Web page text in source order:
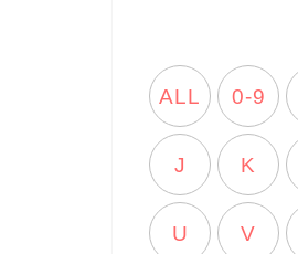
ALL 0-9
J K
U V